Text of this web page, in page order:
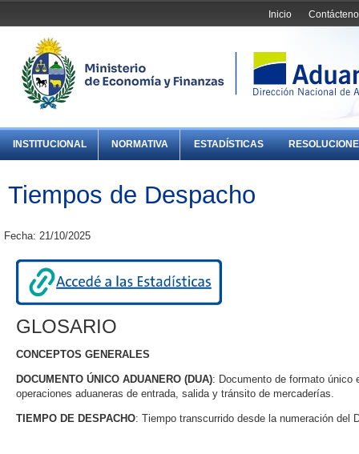
Inicio
INSTITUCIONAL NORMATIVA ESTADÍSTICAS
Tiempos de Despacho
Fecha: 21/10/2025
GLOSARIO
CONCEPTOS GENERALES
DOCUMENTO ÚNICO ADUANERO (DUA): Documento de formato único
operaciones aduaneras de entrada, salida y tránsito de mercaderías.
TIEMPO DE DESPACHO: Tiempo transcurrido desde la numeración del